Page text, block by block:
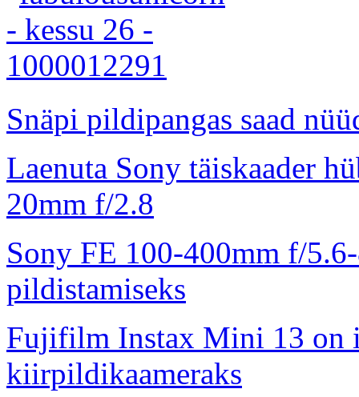
Snäpi pildipangas saad
Laenuta Sony täiskaader
20mm f/2.8
Sony FE 100-400mm f/
pildistamiseks
Fujifilm Instax Mini 13 on
kiirpildikaameraks